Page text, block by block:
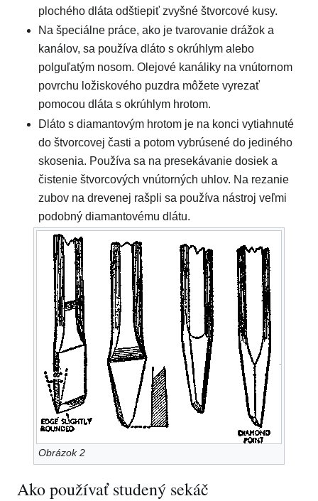
plochého dláta odštiepiť zvyšné štvorcové kusy.
Na špeciálne práce, ako je tvarovanie drážok a
kanálov, sa používa dláto s okrúhlym alebo
polguľatým nosom. Olejové kanáliky na vnútornom
povrchu ložiskového puzdra môžete vyrezať
pomocou dláta s okrúhlym hrotom.
Dláto s diamantovým hrotom je na konci vytiahnuté
do štvorcovej časti a potom vybrúsené do jediného
skosenia. Používa sa na presekávanie dosiek a
čistenie štvorcových vnútorných uhlov. Na rezanie
zubov na drevenej rašpli sa používa nástroj veľmi
podobný diamantovému dlátu.
Obrázok 2
Ako používať studený sekáč